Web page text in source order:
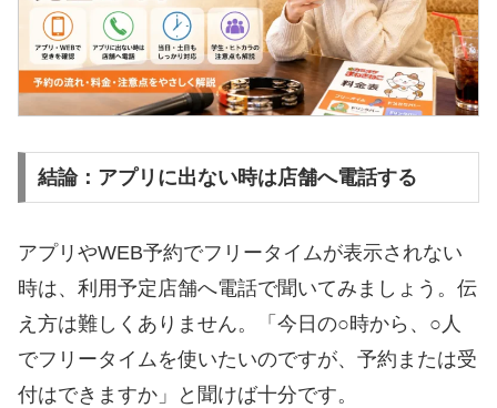
結論：アプリに出ない時は店舗へ電話する
アプリやWEB予約でフリータイムが表示されない
時は、利用予定店舗へ電話で聞いてみましょう。伝
え方は難しくありません。「今日の○時から、○人
でフリータイムを使いたいのですが、予約または受
付はできますか」と聞けば十分です。